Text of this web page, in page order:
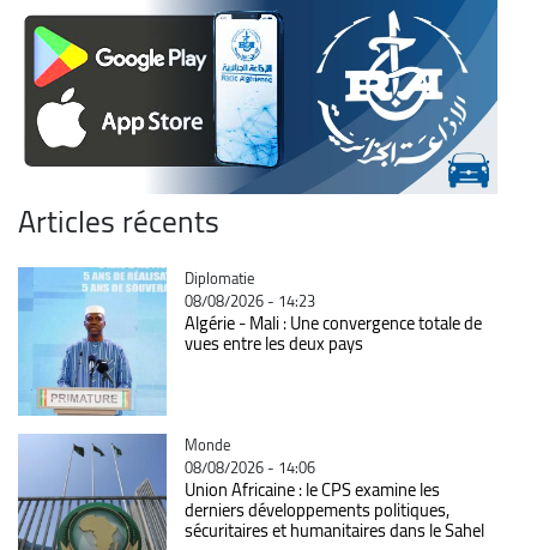
Articles récents
Catégorie
Diplomatie
08/08/2026 - 14:23
Algérie - Mali : Une convergence totale de
vues entre les deux pays
Catégorie
Monde
08/08/2026 - 14:06
Union Africaine : le CPS examine les
derniers développements politiques,
sécuritaires et humanitaires dans le Sahel